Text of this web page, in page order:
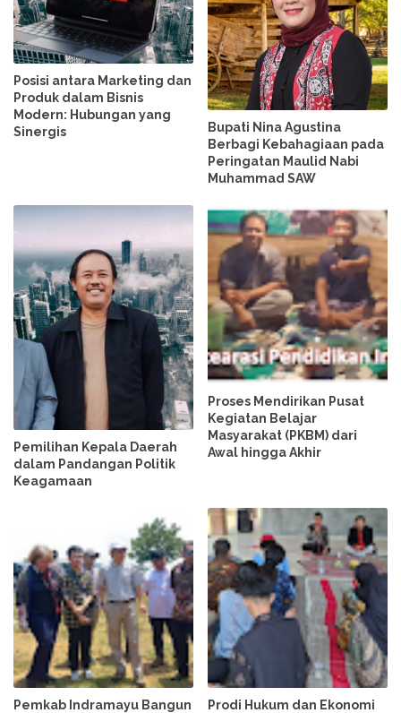
Posisi antara Marketing dan
Produk dalam Bisnis
Modern: Hubungan yang
Sinergis
Bupati Nina Agustina
Berbagi Kebahagiaan pada
Peringatan Maulid Nabi
Muhammad SAW
Pemilihan Kepala Daerah
dalam Pandangan Politik
Keagamaan
Proses Mendirikan Pusat
Kegiatan Belajar
Masyarakat (PKBM) dari
Awal hingga Akhir
Pemkab Indramayu Bangun
Prodi Hukum dan Ekonomi